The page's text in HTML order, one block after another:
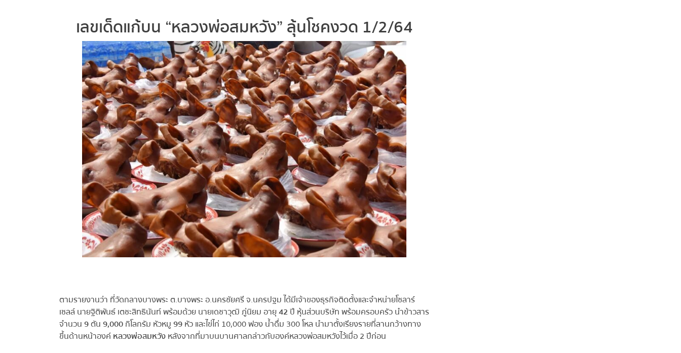
เลขเด็ดแก้บน “หลวงพ่อสมหวัง” ลุ้นโชคงวด 1/2/64
ตามรายงานว่า ที่วัดกลางบางพระ ต.บางพระ อ.นครชัยศรี จ.นครปฐม ได้มีเจ้าของธุรกิจติดตั้งและจำหน่ายโซลาร์
เซลล์ นายฐิติพันธ์ เตชะสิทธินันท์ พร้อมด้วย นายเดชาวุฒิ ภู่นิยม อายุ42ปี หุ้นส่วนบริษัท พร้อมครอบครัว นำข้าวสาร
จำนวน9ตัน9,000กิโลกรัม หัวหมู99หัว และไข่ไก่ 10,000 ฟอง น้ำดื่ม 300 โหล นำมาตั้งเรียงรายที่ลานกว้างทาง
ขึ้นด้านหน้าองค์หลวงพ่อสมหวังหลังจากที่มาบนบานศาลกล่าวกับองค์หลวงพ่อสมหวังไว้เมื่อ 2 ปีก่อน